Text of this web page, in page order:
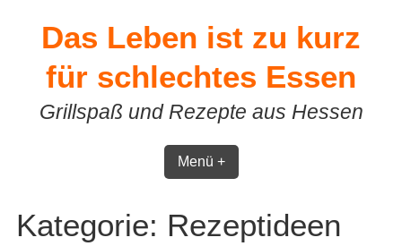
contentDas Leben ist zu kurz
für schlechtes Essen
Grillspaß und Rezepte aus Hessen
Menü +
Kategorie: Rezeptideen